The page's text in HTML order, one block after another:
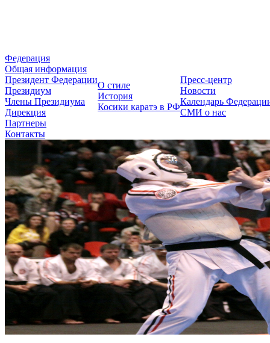
Федерация
Общая информация
Президент Федерации
Президиум
Члены Президиума
Дирекция
Партнеры
Контакты
О стиле
История
Косики каратэ в РФ
Пресс-центр
Новости
Календарь
СМИ о нас